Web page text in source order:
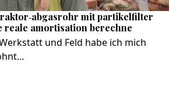
mit partikelfilter
reale amortisation berechne
und Feld habe ich mich